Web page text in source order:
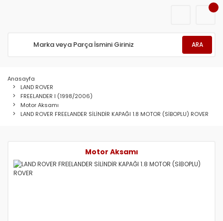
ARA
Anasayfa
LAND ROVER
FREELANDER I (1998/2006)
Motor Aksamı
LAND ROVER FREELANDER SİLİNDİR KAPAĞI 1.8 MOTOR (SİBOPLU) ROVER
Motor Aksamı